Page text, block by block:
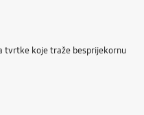
tvrtke koje traže besprijekornu